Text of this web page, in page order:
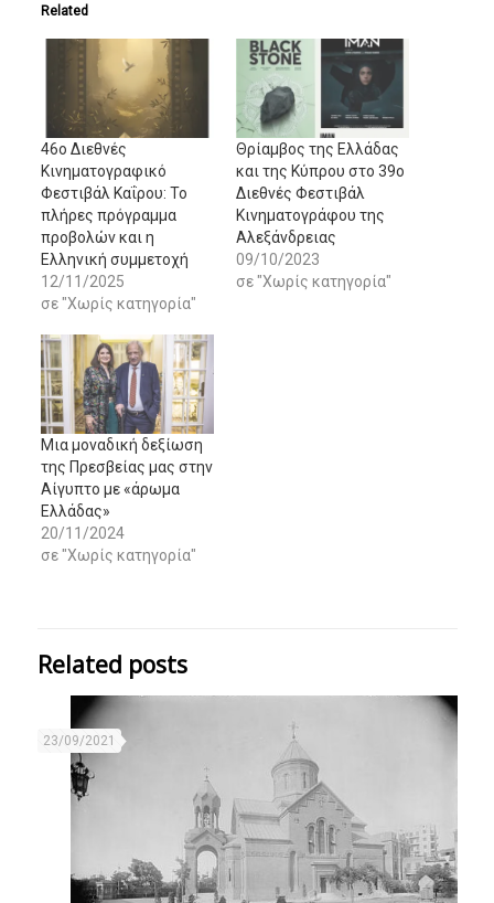
Related
46ο Διεθνές
Κινηματογραφικό
Φεστιβάλ Καΐρου: Το
πλήρες πρόγραμμα
προβολών και η
Ελληνική συμμετοχή
12/11/2025
σε "Χωρίς κατηγορία"
Θρίαμβος της Ελλάδας
και της Κύπρου στο 39ο
Διεθνές Φεστιβάλ
Κινηματογράφου της
Αλεξάνδρειας
09/10/2023
σε "Χωρίς κατηγορία"
Μια μοναδική δεξίωση
της Πρεσβείας μας στην
Αίγυπτο με «άρωμα
Ελλάδας»
20/11/2024
σε "Χωρίς κατηγορία"
Related posts
23/09/2021